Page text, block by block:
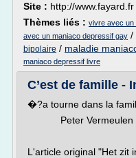
Site : http://www.fayard.fr
Thèmes liés : vivre avec un
avec un maniaco depressif gay /
bipolaire / maladie
maniaco depressif livre
C’est de famille -
�?a tourne dans la
Peter Vermeulen
L'article original "Het zit